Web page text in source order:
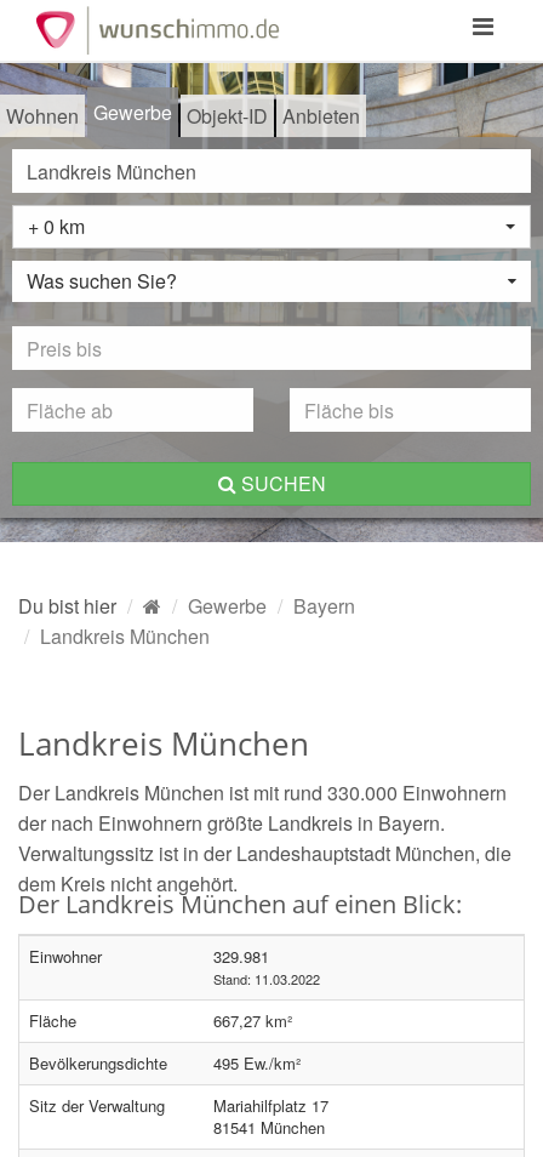
Toggle
Wohnen Gewerbe Objekt-ID Anbieten
+ 0 km
Was suchen Sie?
SUCHEN
Du bist hier Gewerbe
Bayern
Landkreis München
Landkreis München
Der Landkreis München ist mit rund 330.000 Einwohnern
der nach Einwohnern größte Landkreis in Bayern.
Verwaltungssitz ist in der Landeshauptstadt München, die
dem Kreis nicht angehört.
Der Landkreis München auf einen Blick:
Einwohner 329.981
Stand: 11.03.2022
Fläche
667,27 km²
Bevölkerungsdichte
495 Ew./km²
Sitz der Verwaltung
Mariahilfplatz 17
81541 München